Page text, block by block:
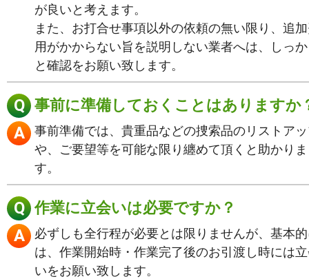
が良いと考えます。
また、お打合せ事項以外の依頼の無い限り、追
用がかからない旨を説明しない業者へは、しっ
と確認をお願い致します。
事前に準備しておくことはありますか
事前準備では、貴重品などの捜索品のリストア
や、ご要望等を可能な限り纏めて頂くと助かりま
す。
作業に立会いは必要ですか？
必ずしも全行程が必要とは限りませんが、基本
は、作業開始時・作業完了後のお引渡し時には
いをお願い致します。